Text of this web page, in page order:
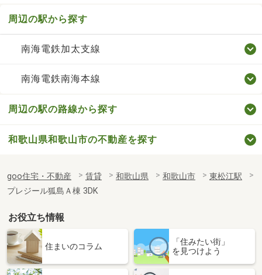
周辺の駅から探す
南海電鉄加太支線
南海電鉄南海本線
周辺の駅の路線から探す
和歌山県和歌山市の不動産を探す
goo住宅・不動産 賃貸 和歌山県 和歌山市
東松江駅
プレジール狐島Ａ棟 3DK
お役立ち情報
住まいのコラム
「住みたい街」
を見つけよう